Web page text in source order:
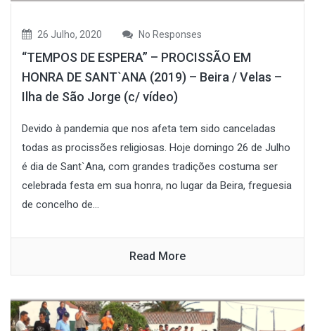
26 Julho, 2020 No Responses
“TEMPOS DE ESPERA” – PROCISSÃO EM
HONRA DE SANT`ANA (2019) – Beira / Velas –
Ilha de São Jorge (c/ vídeo)
Devido à pandemia que nos afeta tem sido canceladas
todas as procissões religiosas. Hoje domingo 26 de Julho
é dia de Sant`Ana, com grandes tradições costuma ser
celebrada festa em sua honra, no lugar da Beira, freguesia
de concelho de...
Read More